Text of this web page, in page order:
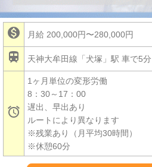
 月給 200,000円〜280,000円
 天神大牟田線「犬塚」駅 車で5分

1ヶ月単位の変形労働
8：30～17：00
遅出、早出あり
ルートにより異なります
※残業あり（月平均30時間）
※休憩60分